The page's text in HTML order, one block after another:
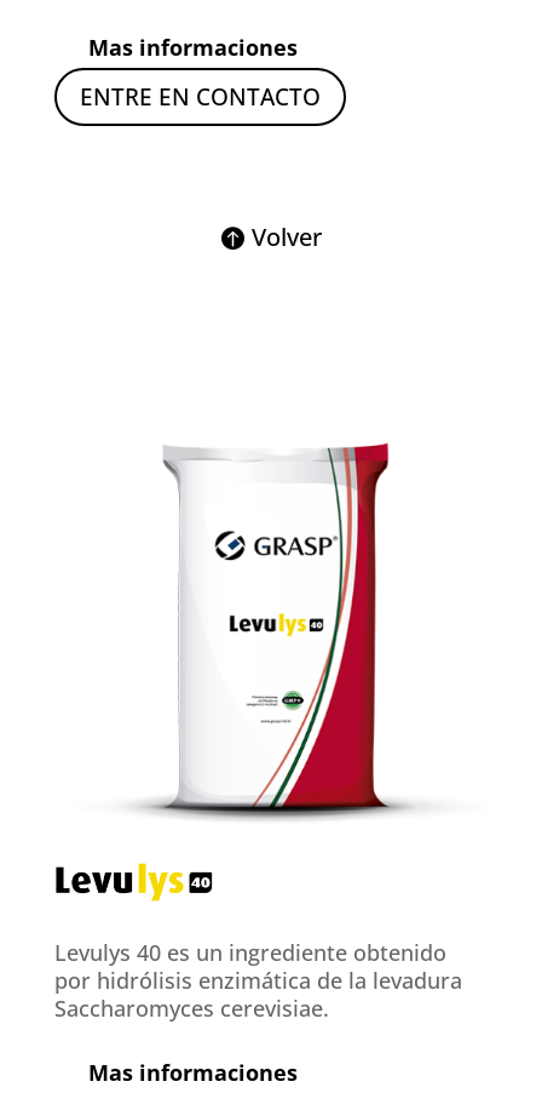
Mas informaciones
ENTRE EN CONTACTO
Volver
Levulys 40 es un ingrediente obtenido
por hidrólisis enzimática de la levadura
Saccharomyces cerevisiae.
Mas informaciones